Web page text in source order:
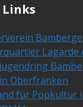
Lagarde
Oberfranken
für Popkultur